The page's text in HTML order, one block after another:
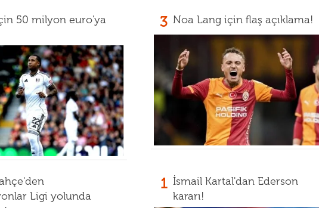
50 milyon euro'ya
3 Noa Lang için flaş açıklama!
Ligi yolunda
1 İsmail Kartal'dan Ederson
kararı!